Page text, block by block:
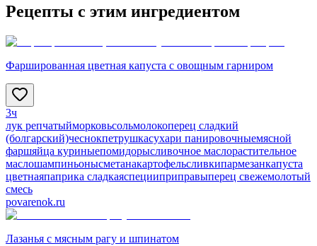
Рецепты с этим ингредиентом
Фаршированная цветная капуста с овощным гарниром
3ч
лук репчатыйморковьсольмолокоперец сладкий
(болгарский)чеснокпетрушкасухари панировочныемясной
фаршяйца куриныепомидорысливочное маслорастительное
маслошампиньонысметанакартофельсливкипармезанкапуста
цветнаяпаприка сладкаяспецииприправыперец свежемолотый
смесь
povarenok.ru
Лазанья с мясным рагу и шпинатом